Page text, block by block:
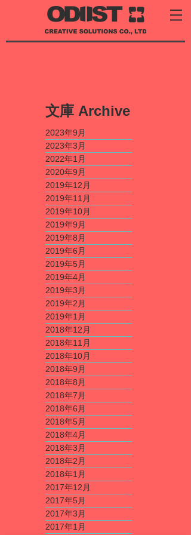
​文庫 Archive
2023年9月
2023年3月
2022年1月
2020年9月
2019年12月
2019年11月
2019年10月
2019年9月
2019年8月
2019年6月
2019年5月
2019年4月
2019年3月
2019年2月
2019年1月
2018年12月
2018年11月
2018年10月
2018年9月
2018年8月
2018年7月
2018年6月
2018年5月
2018年4月
2018年3月
2018年2月
2018年1月
2017年12月
2017年5月
2017年3月
2017年1月